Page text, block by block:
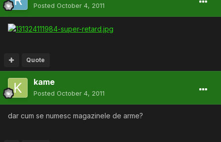
Posted October 4, 2011
Quote
kame
Posted October 4, 2011
dar cum se numesc magazinele de arme?